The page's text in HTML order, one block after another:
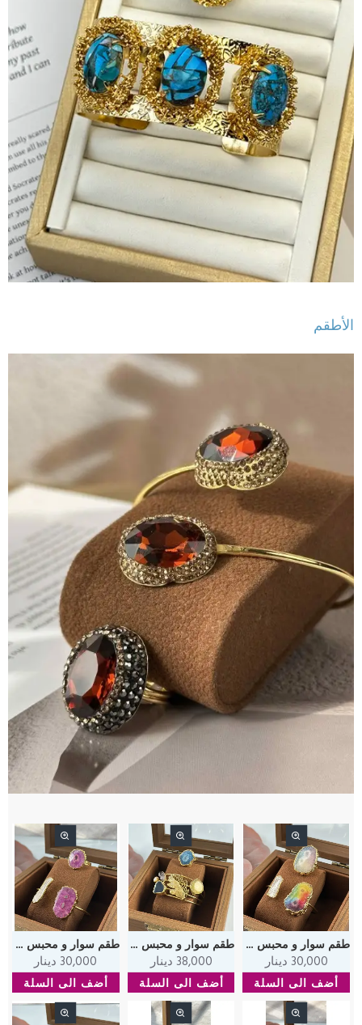
الأطقم
طقم سوار و محبس من حجر العقيق المطحون الملون و صدف
30,000 دينار
أضف الى السلة
طقم سوار و محبس من حجر العقيق المطحون الأصفر و الازرق و حجر الاماثيست
38,000 دينار
أضف الى السلة
طقم سوار و محبس من حجر العقيق المطحون الوردي و صدف
30,000 دينار
أضف الى السلة